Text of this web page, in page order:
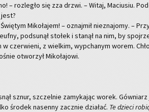
– roz­le­gło się zza drzwi. – Witaj, Ma­ciu­siu.
Mi­ko­ła­jem! – oznaj­mił nie­zna­jo­my. –
pod­su­nął sto­łek i sta­nął na nim, by
w czer­wie­ni, z wiel­kim, wy­pcha­nym worem.
otwo­rzył Mi­ko­ła­jo­wi.
sznur, szczel­nie za­my­ka­jąc worek.
śro­dek na­sen­ny za­cznie dzia­łać. Te dzie­ci